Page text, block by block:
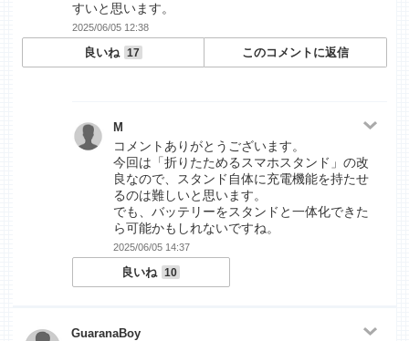
すいと思います。
2025/06/05 12:38
良いね 17 このコメントに返信
M
コメントありがとうございます。
今回は「折りたためるスマホスタンド」の改
良なので、スタンド自体に充電機能を持たせ
るのは難しいと思います。
でも、バッテリーをスタンドと一体化できた
ら可能かもしれないですね。
2025/06/05 14:37
良いね 10
GuaranaBoy